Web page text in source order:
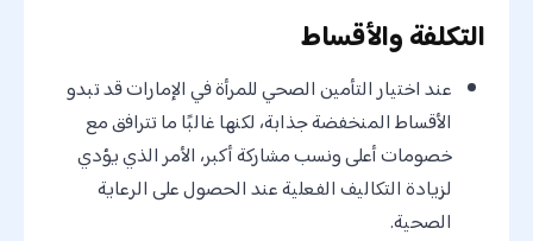
التكلفة والأقساط
عند اختيار التأمين الصحي للمرأة في الإمارات قد تبدو
الأقساط المنخفضة جذابة، لكنها غالبًا ما تترافق مع
خصومات أعلى ونسب مشاركة أكبر، الأمر الذي يؤدي
لزيادة التكاليف الفعلية عند الحصول على الرعاية
الصحية.